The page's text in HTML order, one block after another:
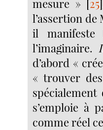
mesure » [25]
l’assertion
il manifeste
l’imaginaire.
d’abord «
« trouver
s’emploie à
comme réel